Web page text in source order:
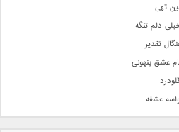
تهی
تقدیر
عشق پنهونی
عشقه